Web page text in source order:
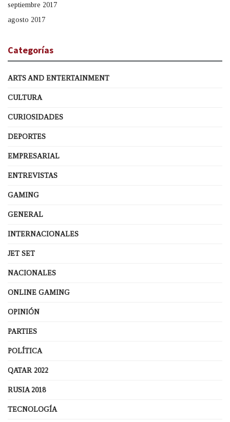
septiembre 2017
agosto 2017
Categorías
ARTS AND ENTERTAINMENT
CULTURA
CURIOSIDADES
DEPORTES
EMPRESARIAL
ENTREVISTAS
GAMING
GENERAL
INTERNACIONALES
JET SET
NACIONALES
ONLINE GAMING
OPINIÓN
PARTIES
POLÍTICA
QATAR 2022
RUSIA 2018
TECNOLOGÍA